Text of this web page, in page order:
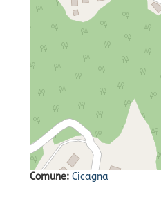
Comune: Cicagna